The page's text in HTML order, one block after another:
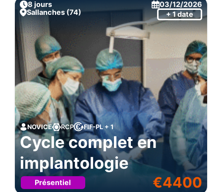
8 jours
03/12/2026
Sallanches (74)
+ 1 date
NOVICE RCP FIF-PL + 1
Cycle complet en
implantologie
Présentiel €4400